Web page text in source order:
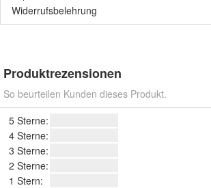
Widerrufsbelehrung
Produktrezensionen
So beurteilen Kunden dieses Produkt.
5 Sterne:
4 Sterne:
3 Sterne:
2 Sterne:
1 Stern: